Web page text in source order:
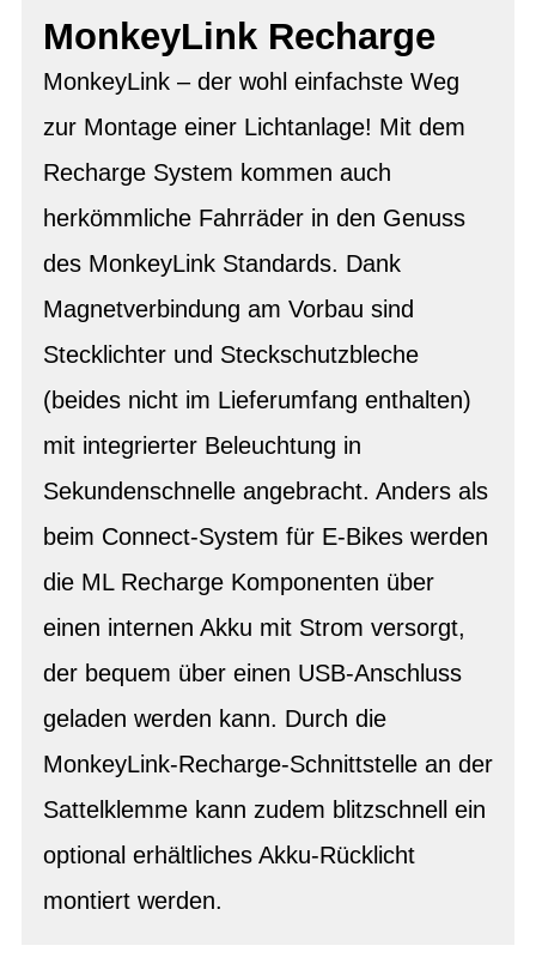
MonkeyLink Recharge
MonkeyLink – der wohl einfachste Weg
zur Montage einer Lichtanlage! Mit dem
Recharge System kommen auch
herkömmliche Fahrräder in den Genuss
des MonkeyLink Standards. Dank
Magnetverbindung am Vorbau sind
Stecklichter und Steckschutzbleche
(beides nicht im Lieferumfang enthalten)
mit integrierter Beleuchtung in
Sekundenschnelle angebracht. Anders als
beim Connect-System für E-Bikes werden
die ML Recharge Komponenten über
einen internen Akku mit Strom versorgt,
der bequem über einen USB-Anschluss
geladen werden kann. Durch die
MonkeyLink-Recharge-Schnittstelle an der
Sattelklemme kann zudem blitzschnell ein
optional erhältliches Akku-Rücklicht
montiert werden.